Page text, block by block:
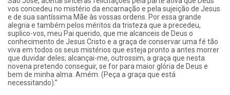
vos concedeu no mistério da encarnação e pela sujeição de Jesus
e de sua santíssima Mãe às vossas ordens. Por essa grande
alegria e também pelos méritos da tristeza que a precedeu,
suplico-vos, meu Pai querido, que me alcanceis de Deus o
conhecimento de Jesus Cristo e a graça de conservar uma fé tão
viva em todos os seus mistérios que esteja pronto a antes morrer
que duvidar deles; alcançai-me, outrossim, a graça que nesta
novena pretendo conseguir, se for para maior glória de Deus e
bem de minha alma. Amém. (Peça a graça que está
necessitando).”